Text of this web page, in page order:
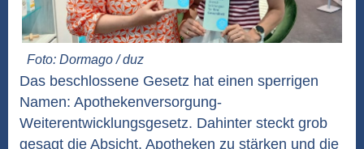
Foto: Dormago / duz
Das beschlossene Gesetz hat einen sperrigen
Namen: Apothekenversorgung-
Weiterentwicklungsgesetz. Dahinter steckt grob
gesagt die Absicht, Apotheken zu stärken und die